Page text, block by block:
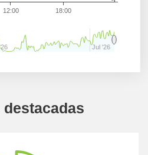
12:00 18:00
Jul '26